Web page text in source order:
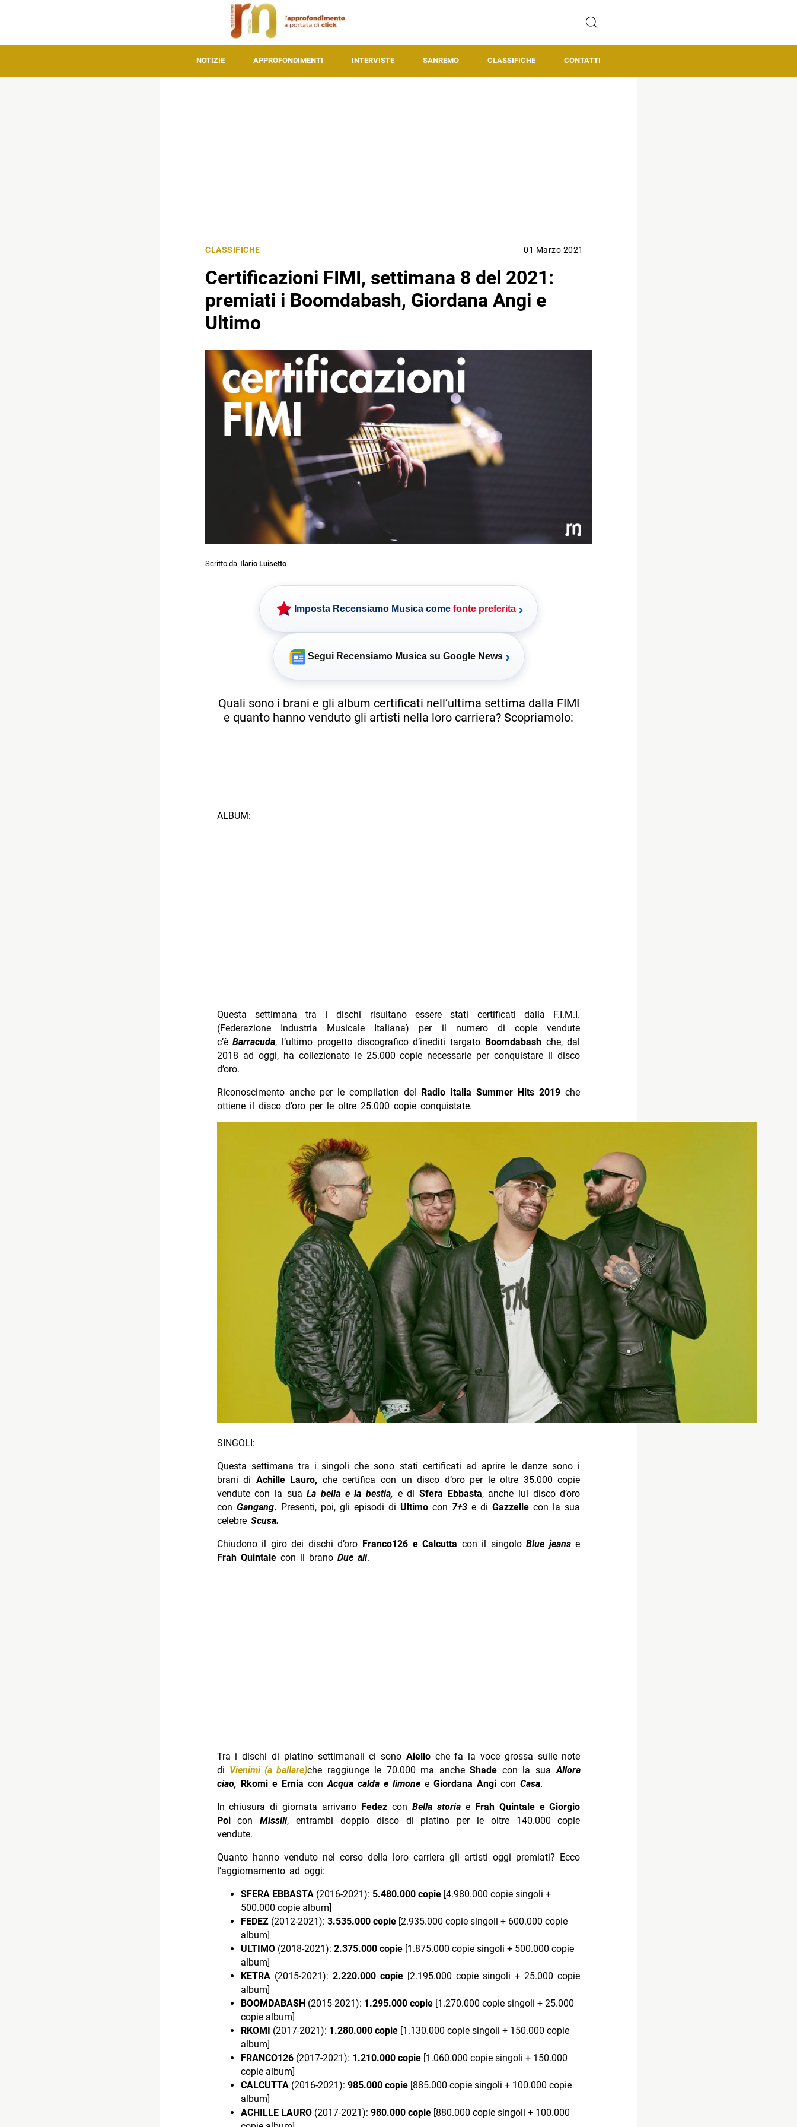
NOTIZIE APPROFONDIMENTI INTERVISTE SANREMO CLASSIFICHE CONTATTI
CLASSIFICHE 01 Marzo 2021
Certificazioni FIMI, settimana 8 del 2021:
premiati i Boomdabash, Giordana Angi e
Ultimo
Scritto da Ilario Luisetto
Imposta Recensiamo Musica come fonte preferita ›
Segui Recensiamo Musica su Google News ›
Quali sono i brani e gli album certificati nell’ultima settima dalla FIMI
e quanto hanno venduto gli artisti nella loro carriera? Scopriamolo:
ALBUM:
Questa settimana tra i dischi risultano essere stati certificati dalla F.I.M.I.
(Federazione Industria Musicale Italiana) per il numero di copie vendute
c’èBarracuda, l’ultimo progetto discografico d’inediti targato Boomdabashche, dal
2018 ad oggi, ha collezionato le 25.000 copie necessarie per conquistare il disco
d’oro.
Riconoscimento anche per le compilation del Radio Italia Summer Hits 2019che
ottiene il disco d’oro per le oltre 25.000 copie conquistate.
SINGOLI :
Questa settimana tra i singoli che sono stati certificati ad aprire le danze sono i
brani di Achille Lauro, che certifica con un disco d’oro per le oltre 35.000 copie
vendute con la suaLa bella e la bestia, e diSfera Ebbasta, anche lui disco d’oro
con Gangang. Presenti, poi, gli episodi di Ultimocon 7+3 e diGazzellecon la sua
celebre Scusa.
Chiudono il giro dei dischi d’oro Franco126 e Calcutta con il singoloBlue jeanse
Frah Quintale con il brano Due ali.
Tra i dischi di platino settimanali ci sono Aiello che fa la voce grossa sulle note
di Vienimi (a ballare)che raggiunge le 70.000 ma ancheShade con la suaAllora
ciao, Rkomi e Ernia conAcqua calda e limone e Giordana Angi con Casa.
In chiusura di giornata arrivano Fedezcon Bella storia e Frah Quintale e Giorgio
PoiconMissili, entrambi doppio disco di platino per le oltre 140.000 copie
vendute.
Quanto hanno venduto nel corso della loro carriera gli artisti oggi premiati? Ecco
l’aggiornamento ad oggi:
SFERA EBBASTA (2016-2021): 5.480.000 copie [4.980.000 copie singoli +
500.000 copie album]
FEDEZ (2012-2021): 3.535.000 copie [2.935.000 copie singoli + 600.000 copie
album]
ULTIMO (2018-2021): 2.375.000 copie [1.875.000 copie singoli + 500.000 copie
album]
KETRA (2015-2021): 2.220.000 copie [2.195.000 copie singoli + 25.000 copie
album]
BOOMDABASH (2015-2021): 1.295.000 copie [1.270.000 copie singoli + 25.000
copie album]
RKOMI (2017-2021): 1.280.000 copie [1.130.000 copie singoli + 150.000 copie
album]
FRANCO126 (2017-2021): 1.210.000 copie [1.060.000 copie singoli + 150.000
copie album]
CALCUTTA (2016-2021): 985.000 copie [885.000 copie singoli + 100.000 copie
album]
ACHILLE LAURO (2017-2021): 980.000 copie [880.000 copie singoli + 100.000